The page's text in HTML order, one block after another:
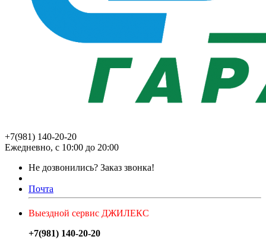
+7(981) 140-20-20
Ежедневно, с 10:00 до 20:00
Не дозвонились? Заказ звонка!
Почта
Выездной сервис ДЖИЛЕКС
+7(981) 140-20-20